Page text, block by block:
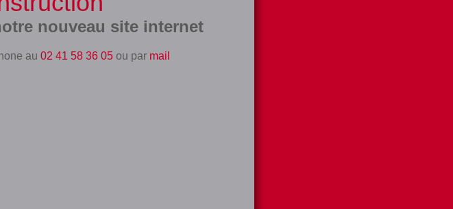
nouveau site internet
au 02 41 58 36 05ou par mail